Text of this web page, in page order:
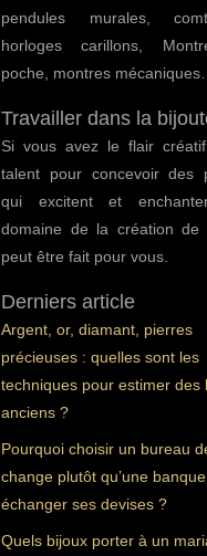
pendules murales,
horloges carillons,
poche, montres mécaniques…
Travailler dans la
Si vous avez le flair
talent pour concevoir des
qui excitent et
domaine de la création de
peut être fait pour vous.
Derniers article
Argent, or, diamant, pierres
précieuses : quelles sont les
techniques pour estimer des
anciens ?
Pourquoi choisir un bureau
change plutôt qu’une
échanger ses devises ?
Quels bijoux porter à un